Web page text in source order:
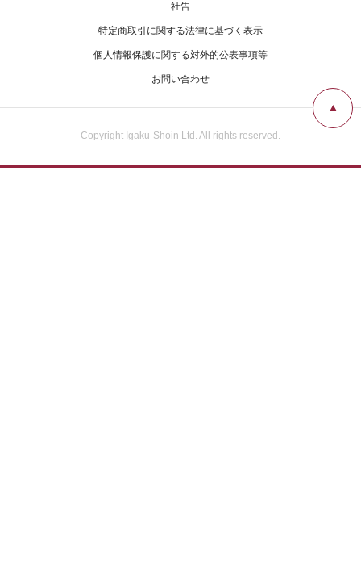
社告
特定商取引に関する法律に基づく表示
個人情報保護に関する対外的公表事項等
お問い合わせ
Copyright Igaku-Shoin Ltd. All rights reserved.